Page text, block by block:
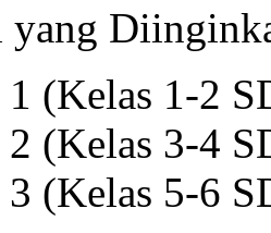
(Kelas 1-2
(Kelas 3-4
(Kelas 5-6